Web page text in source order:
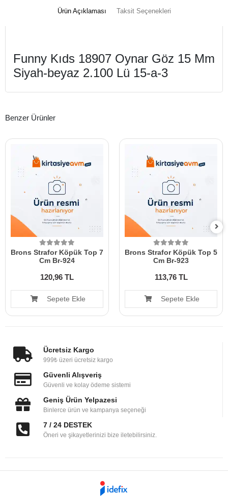
Ürün Açıklaması Taksit Seçenekleri
Funny Kıds 18907 Oynar Göz 15 Mm
Siyah-beyaz 2.100 Lü 15-a-3
Benzer Ürünler
Brons Strafor Köpük Top 7
Cm Br-924
120,96 TL
Sepete Ekle
Brons Strafor Köpük Top 5
Cm Br-923
113,76 TL
Sepete Ekle
Ücretsiz Kargo
999₺ üzeri ücretsiz kargo
Güvenli Alışveriş
Güvenli ve kolay ödeme sistemi
Geniş Ürün Yelpazesi
Binlerce ürün ve kampanya seçeneği
7 / 24 DESTEK
Öneri ve şikayetlerinizi bize iletebilirsiniz.